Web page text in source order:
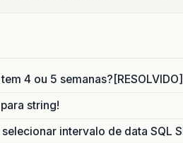
4 ou 5 semanas?[RESOLVIDO]
string!
intervalo de data SQL